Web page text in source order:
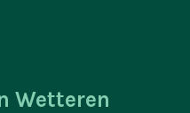
Wetteren